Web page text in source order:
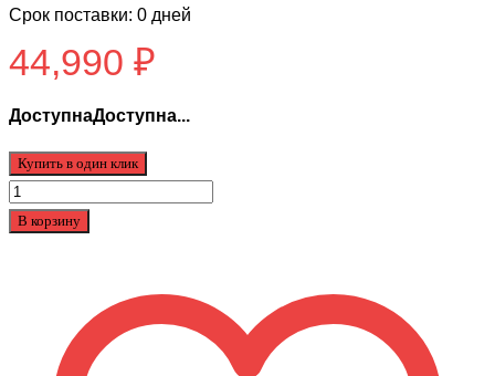
Срок поставки: 0 дней
44,990 ₽
ДоступнаДоступна...
Купить в один клик
Количество
товара
В корзину